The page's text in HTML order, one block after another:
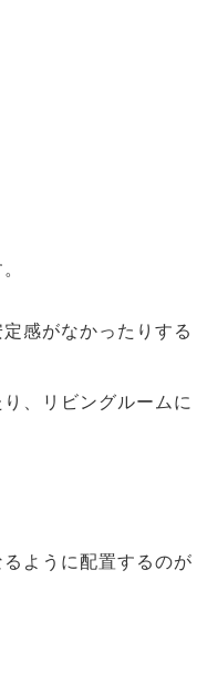
感がなかったりする
、リビングルームに
ように配置するのが